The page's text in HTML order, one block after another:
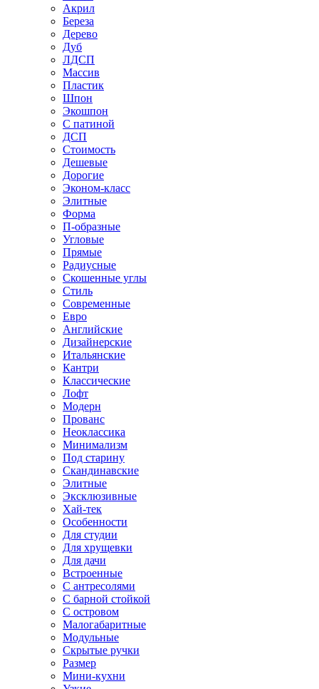
Акрил
Береза
Дерево
Дуб
ЛДСП
Массив
Пластик
Шпон
Экошпон
С патиной
ДСП
Стоимость
Дешевые
Дорогие
Эконом-класс
Элитные
Форма
П-образные
Угловые
Прямые
Радиусные
Скошенные углы
Стиль
Современные
Евро
Английские
Дизайнерские
Итальянские
Кантри
Классические
Лофт
Модерн
Прованс
Неоклассика
Минимализм
Под старину
Скандинавские
Элитные
Эксклюзивные
Хай-тек
Особенности
Для студии
Для хрущевки
Для дачи
Встроенные
С антресолями
С барной стойкой
С островом
Малогабаритные
Модульные
Скрытые ручки
Размер
Мини-кухни